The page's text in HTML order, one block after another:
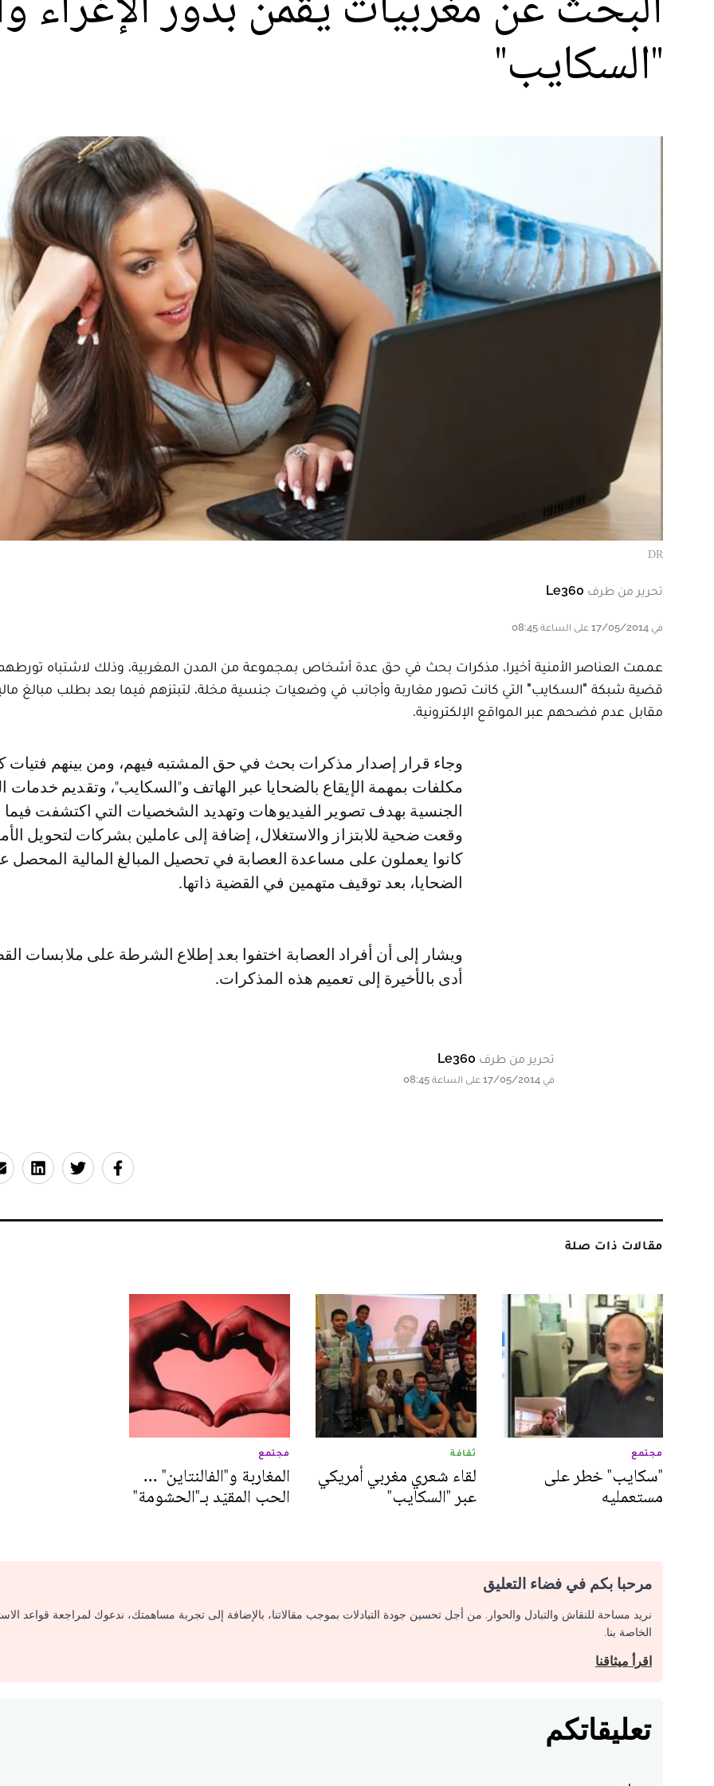
"السكايب"
DR
تحرير من طرف Le360
في 17/05/2014 على الساعة 08:45
عممت العناصر الأمنية أخيرا، مذكرات بحث في حق عدة أشخاص بمجموعة من المدن المغربية، وذلك لاشتباه
قضية شبكة "السكايب" التي كانت تصور مغاربة وأجانب في وضعيات جنسية مخلة، لتبتزهم فيما بعد بطلب مبالغ
مقابل عدم فضحهم عبر المواقع الإلكترونية.
وجاء قرار إصدار مذكرات بحث في حق المشتبه فيهم، ومن بينهم فتيات كن
مكلفات بمهمة الإيقاع بالضحايا عبر الهاتف و"السكايب"، وتقديم خدمات
الجنسية بهدف تصوير الفيديوهات وتهديد الشخصيات التي اكتشفت فيما
وقعت ضحية للابتزاز والاستغلال، إضافة إلى عاملين بشركات لتحويل
كانوا يعملون على مساعدة العصابة في تحصيل المبالغ المالية المحصل
الضحايا، بعد توقيف متهمين في القضية ذاتها.
ويشار إلى أن أفراد العصابة اختفوا بعد إطلاع الشرطة على ملابسات
أدى بالأخيرة إلى تعميم هذه المذكرات.
تحرير من طرف Le360
في 17/05/2014 على الساعة 08:45
مقالات ذات صلة
مجتمع
"سكايب" خطر على
مستعمليه
ثقافة
لقاء شعري مغربي أمريكي
عبر "السكايب"
مجتمع
المغاربة و"الفالنتاين" ...
الحب المقيّد بـ"الحشومة"
مرحبا بكم في فضاء التعليق
نريد مساحة للنقاش والتبادل والحوار. من أجل تحسين جودة التبادلات بموجب مقالاتنا، بالإضافة إلى تجربة مساهمتك، ندعوك لمراجعة قواعد
الخاصة بنا.
اقرأ ميثاقنا
تعليقاتكم